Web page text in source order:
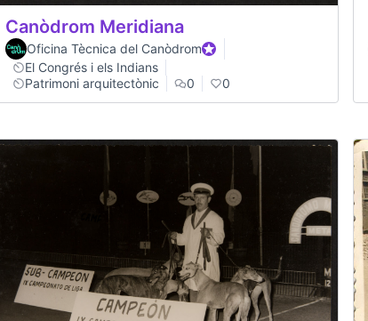
Canòdrom Meridiana
Oficina Tècnica del CanòdromOfficial participant
El Congrés i els Indians
Patrimoni arquitectònic
0 0